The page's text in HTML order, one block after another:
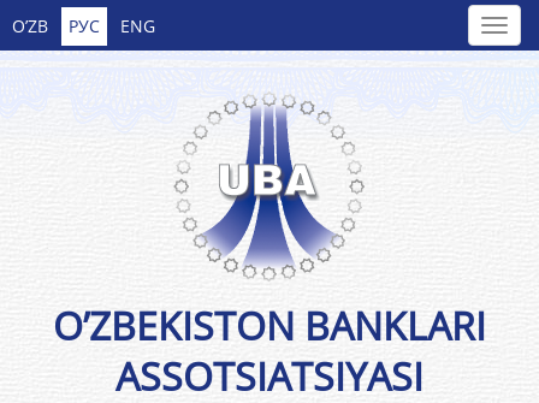
O’ZB РУС ENG
O’ZBEKISTON BANKLARI
ASSOTSIATSIYASI